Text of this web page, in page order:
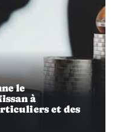
le
à
et des